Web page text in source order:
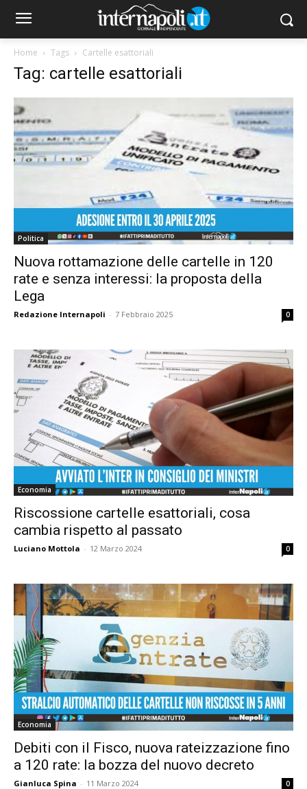
Home Tags Cartelle esattoriali
Tag: cartelle esattoriali
Politica
Nuova rottamazione delle cartelle in 120
rate e senza interessi: la proposta della
Lega
Redazione Internapoli - 7 Febbraio 2025 0
Economia
Riscossione cartelle esattoriali, cosa
cambia rispetto al passato
Luciano Mottola - 12 Marzo 2024 0
Economia
Debiti con il Fisco, nuova rateizzazione fino
a 120 rate: la bozza del nuovo decreto
Gianluca Spina - 11 Marzo 2024 0